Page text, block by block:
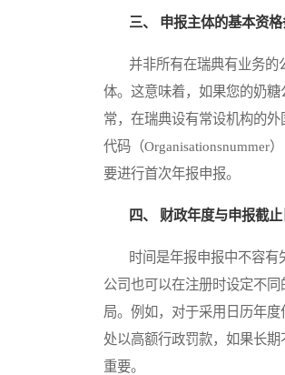
三、 申报主体的基本资
并非所有在瑞典有业务的
体。这意味着，如果您的奶
常，在瑞典设有常设机构的
代码（Organisationsnummer
要进行首次年报申报。
四、 财政年度与申报截
时间是年报申报中不容有失
公司也可以在注册时设定不
局。例如，对于采用日历年
处以高额行政罚款，如果长
重要。